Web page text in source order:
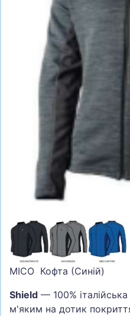
СУМКИ
ШОЛОМИ, ЗАХИСТ,
БІГ, ФІТНЕС, М'ЯЧІ
ВЕЛОСИПЕДИ
САМОКАТИ
ТЕНІС, БАДМІНТОН
ВОДНІ ВИДИ СПОРТУ
ТУРИЗМ
MICO Кофта (Синій)
Shield — 100%
м'яким на дотик